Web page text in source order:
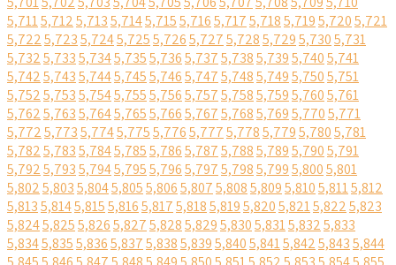
5,7115,7125,7135,7145,7155,7165,7175,7185,7195,7205,721
5,7225,7235,7245,7255,7265,7275,7285,7295,7305,731
5,7325,7335,7345,7355,7365,7375,7385,7395,7405,741
5,7425,7435,7445,7455,7465,7475,7485,7495,7505,751
5,7525,7535,7545,7555,7565,7575,7585,7595,7605,761
5,7625,7635,7645,7655,7665,7675,7685,7695,7705,771
5,7725,7735,7745,7755,7765,7775,7785,7795,7805,781
5,7825,7835,7845,7855,7865,7875,7885,7895,7905,791
5,7925,7935,7945,7955,7965,7975,7985,7995,8005,801
5,8025,8035,8045,8055,8065,8075,8085,8095,8105,8115,812
5,8135,8145,8155,8165,8175,8185,8195,8205,8215,8225,823
5,8245,8255,8265,8275,8285,8295,8305,8315,8325,833
5,8345,8355,8365,8375,8385,8395,8405,8415,8425,8435,844